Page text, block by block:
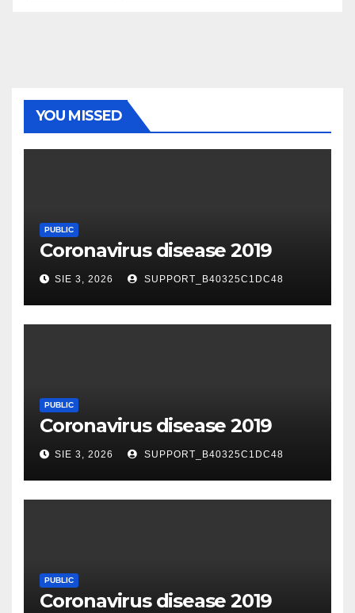
YOU MISSED
PUBLIC
Coronavirus disease 2019
SIE 3, 2026 SUPPORT_B40325C1DC48
PUBLIC
Coronavirus disease 2019
SIE 3, 2026 SUPPORT_B40325C1DC48
PUBLIC
Coronavirus disease 2019